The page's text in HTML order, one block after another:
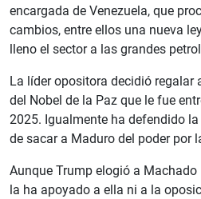
encargada de Venezuela, que
cambios, entre ellos una nueva
lleno el sector a las grandes
La líder opositora decidió regalar
del Nobel de la Paz que le fue
2025. Igualmente ha defendido
de sacar a Maduro del poder por
Aunque Trump elogió a
la ha apoyado a ella ni a la